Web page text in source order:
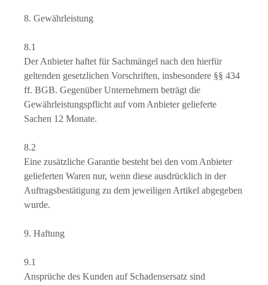
8. Gewährleistung
8.1
Der Anbieter haftet für Sachmängel nach den hierfür
geltenden gesetzlichen Vorschriften, insbesondere §§ 434
ff. BGB. Gegenüber Unternehmern beträgt die
Gewährleistungspflicht auf vom Anbieter gelieferte
Sachen 12 Monate.
8.2
Eine zusätzliche Garantie besteht bei den vom Anbieter
gelieferten Waren nur, wenn diese ausdrücklich in der
Auftragsbestätigung zu dem jeweiligen Artikel abgegeben
wurde.
9. Haftung
9.1
Ansprüche des Kunden auf Schadensersatz sind